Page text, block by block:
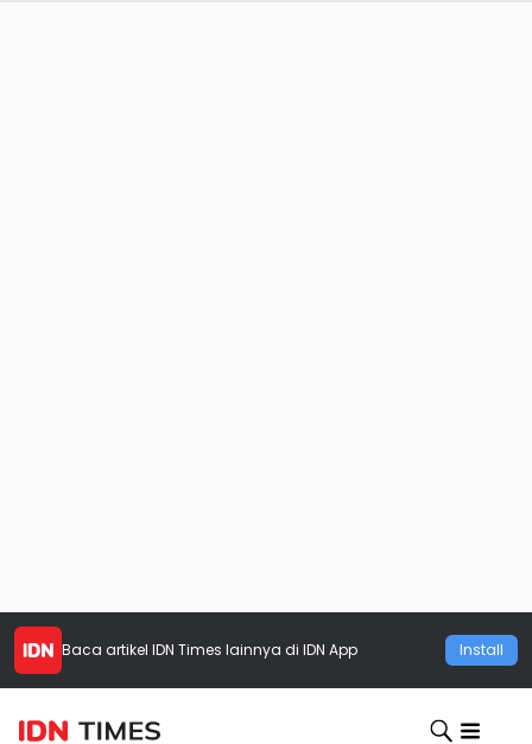
Baca artikel IDN Times lainnya di IDN App Install